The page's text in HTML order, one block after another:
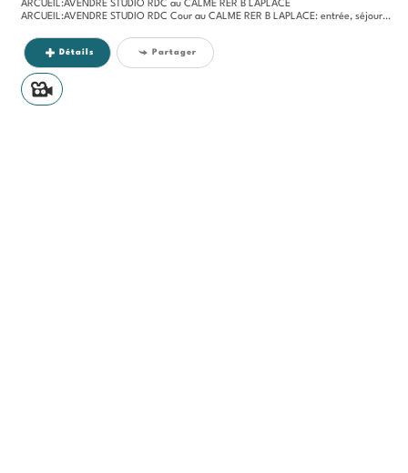
ARCUEIL:AVENDRE STUDIO RDC au CALME RER B LAPLACE
ARCUEIL:AVENDRE STUDIO RDC Cour au CALME RER B LAPLACE: entrée, séjour,coin cuisine, salle d'eau, wc. BON ETAT...
Détails Partager